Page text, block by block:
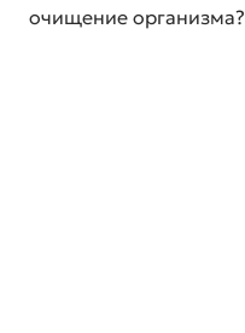
очищение организма?